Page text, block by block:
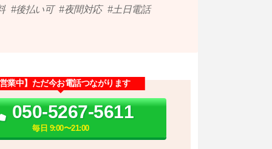
後払い可 夜間対応 土日電話
業中】ただ今お電話つながります
050-5267-5611
毎日 9:00〜21:00